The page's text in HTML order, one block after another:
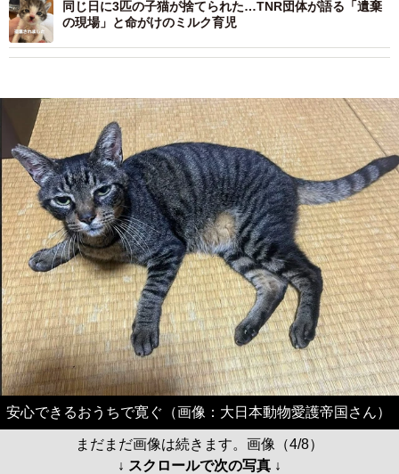
同じ日に3匹の子猫が捨てられた…TNR団体が語る「遺棄
の現場」と命がけのミルク育児
安心できるおうちで寛ぐ（画像：大日本動物愛護帝国さん）
まだまだ画像は続きます。画像（4/8）
↓ スクロールで次の写真 ↓